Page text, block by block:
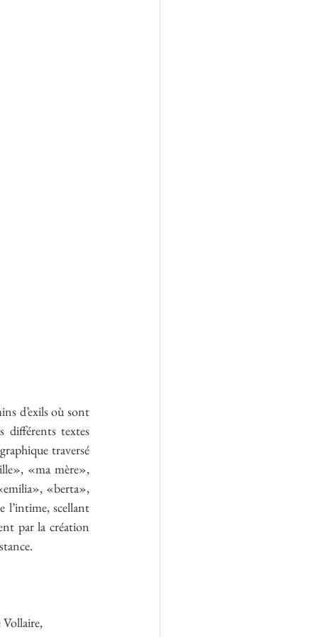
d’exils où sont
différents textes
traversé
«ma mère»,
«berta»,
l’intime, scellant
par la création